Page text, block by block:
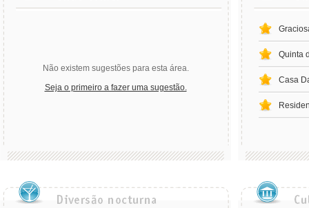
Não existem sugestões para esta área.
Seja o primeiro a fazer uma sugestão.
Quinta
Casa